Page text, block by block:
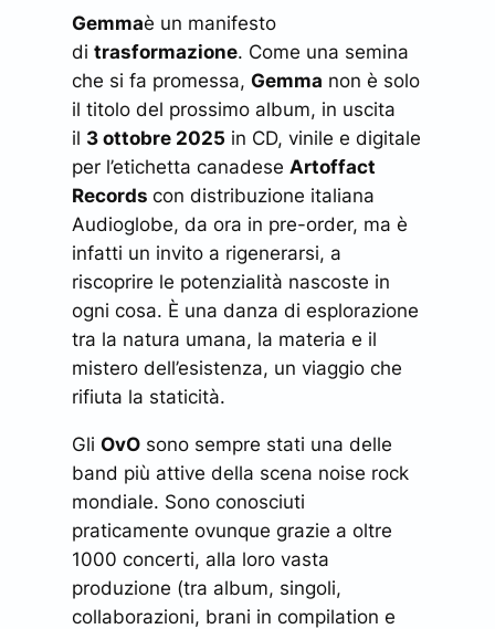
Gemmaè un manifesto
ditrasformazione. Come una semina
che si fa promessa,Gemma non è solo
il titolo del prossimo album, in uscita
il 3 ottobre 2025 in CD, vinile e digitale
per l’etichetta canadeseArtoffact
Recordscon distribuzione italiana
Audioglobe, da ora in pre-order, ma è
infatti un invito a rigenerarsi, a
riscoprire le potenzialità nascoste in
ogni cosa. È una danza di esplorazione
tra la natura umana, la materia e il
mistero dell’esistenza, un viaggio che
rifiuta la staticità.
GliOvO sono sempre stati una delle
band più attive della scena noise rock
mondiale. Sono conosciuti
praticamente ovunque grazie a oltre
1000 concerti, alla loro vasta
produzione (tra album, singoli,
collaborazioni, brani in compilation e